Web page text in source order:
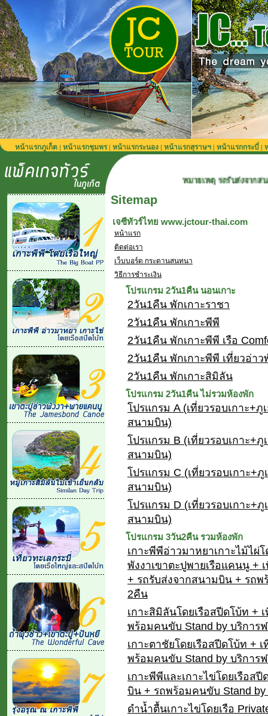
หน้าแรกภูเก็ต | หน้าแรกชุมพร| หน้าแรกระนอง | หน้าแรกสุราษฯ | หน้าแรกกระบี่ |
หมายเหตุ รถรับส่งจากสนามบินภูเก็ต
Sitemap
เจซีทัวร์ไทย www.jctour-thai.com
หน้าแรก
ติดต่อเรา
เว็บบอร์ด กระดานสนทนา
วิธีการชำระเงิน
โปรแกรม 2วัน1คืน นอนเกาะ
2วัน1คืน พักเกาะราชา
2วัน1คืน พักเกาะพีพี
2วัน1คืน พักเกาะพีพี เรือ
2วัน1คืน พักเกาะพีพี เที่ยวอ่าว
2วัน1คืน พักเกาะสิมิลัน
โปรแกรม 2วัน1คืน ไม่รวมห้องพัก
โปรแกรม A (เที่ยวรอบเกาะ+
สนามบิน)
โปรแกรม B (เที่ยวรอบเกาะ+
สนามบิน)
โปรแกรม C (เที่ยวรอบเกาะ+
สนามบิน)
โปรแกรม D (เที่ยวรอบเกาะ+
สนามบิน)
โปรแกรม 3วัน2คืน รวมห้องพัก
เกาะพีพีอ่าวมาหยาเกาะไม้ไผ่
พังงาเขาตะปูพายเรือแคนนู +
+ รถรับส่งจากสนามบิน + รถ
2คืน
เกาะสิมิลันโดยเรือสปีดโบ้ท +
พร้อมคนขับ Stand by บริการ
เกาะตาชัยโดยเรือสปีดโบ้ท +
พร้อมคนขับ Stand by บริการ
เกาะพีพีและเกาะไข่โดยเรือส
บิน + รถพร้อมคนขับ Stand
ดำน้ำตื้นเกาะไข่โดยเรือ